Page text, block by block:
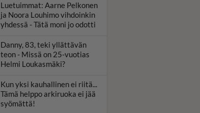
Luetuimmat: Aarne Pelkonen
ja Noora Louhimo vihdoinkin
yhdessä - Tätä moni jo odotti
Danny, 83, teki yllättävän
teon - Missä on 25-vuotias
Helmi Loukasmäki?
Kun yksi kauhallinen ei riitä...
Tämä helppo arkiruoka ei jää
syömättä!